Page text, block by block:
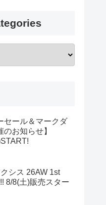
セール＆マークダ
のお知らせ】
シス 26AW 1st
8/8(土)販売スター